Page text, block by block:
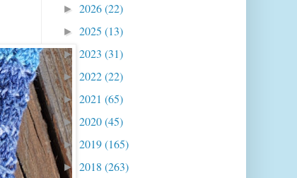
► 2026(22)
► 2025 (13)
► 2023 (31)
► 2022(22)
► 2021 (65)
► 2020(45)
► 2019(165)
► 2018 (263)